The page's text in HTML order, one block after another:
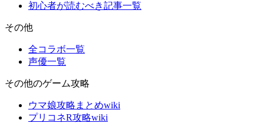
初心者が読むべき記事一覧
その他
全コラボ一覧
声優一覧
その他のゲーム攻略
ウマ娘攻略まとめwiki
プリコネR攻略wiki